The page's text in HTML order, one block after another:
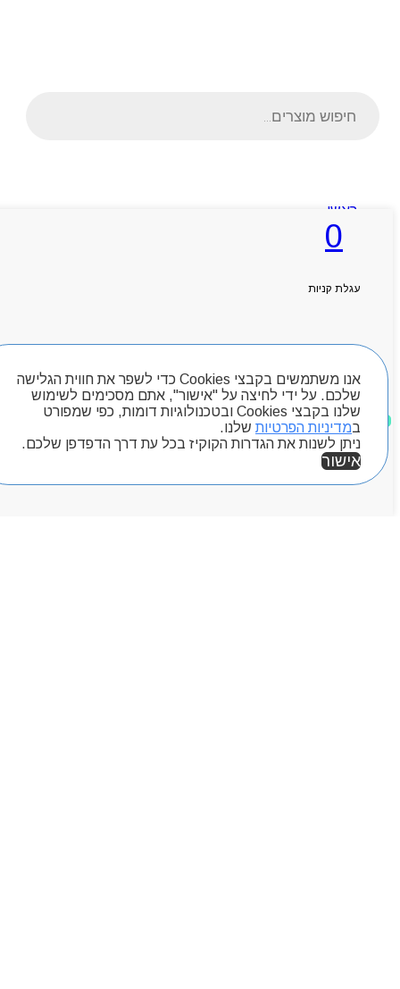
אנו משתמשים בקבצי Cookies כדי לשפר את חווית הגלישה
שלכם. על ידי לחיצה על "אישור", אתם מסכימים לשימוש
שלנו בקבצי Cookies ובטכנולוגיות דומות, כפי שמפורט
במדיניות הפרטיות שלנו.
ניתן לשנות את הגדרות הקוקיז בכל עת דרך הדפדפן שלכם.
אישור
0
עגלת קניות
חיפוש מוצרים
מוצרים שאהבתי
search
ראשי
אודותניו
קטלוג מוצרים
מותגים